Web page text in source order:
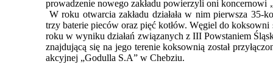
prowadzenie nowego zakładu powierzyli oni
W roku otwarcia zakładu działała w nim pierwsza
trzy baterie pieców oraz pięć kotłów. Węgiel do
roku w wyniku działań związanych z III Powstaniem
znajdującą się na jego terenie koksownią został
akcyjnej „Godulla S.A” w Chebziu.